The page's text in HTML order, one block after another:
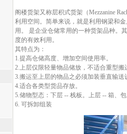
阁楼货架又称层积式货架（Mezzanine
利用空间。简单来说，就是利用钢梁和
用。 是企业仓储常用的一种货架品种。
度的有效利用。
其特点为：
1.提高仓储高度、增加空间使用率。
2.上层仅限轻量物品储放，不适合重型搬
3.搬运至上层的物品之必须加装垂直输送
4.适合各类型货品存放。
5.储物型态：下层 -- 栈板。上层 -- 箱、
6. 可拆卸组装